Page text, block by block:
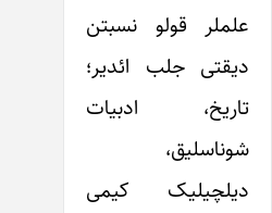
علملر قولو نسبتن
دیقتی جلب ائدیر؛
تاریخ، ادبیات
شوناسلیق،
دیلچیلیک کیمی